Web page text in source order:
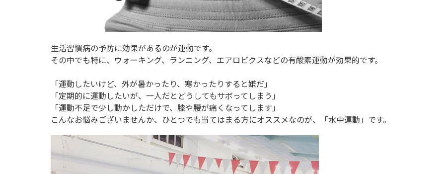
生活習慣病の予防に効果があるのが運動です。
その中でも特に、ウォーキング、ランニング、エアロビクスなどの有酸素運動が効果的です。
「運動したいけど、外が暑かったり、寒かったりすると嫌だ」
「定期的に運動したいが、一人だとどうしてもサボってしまう」
「運動不足で少し動かしただけで、膝や腰が痛くなってします」
こんなお悩みございませんか、ひとつでも当てはまる方にオススメなのが、「水中運動」です。